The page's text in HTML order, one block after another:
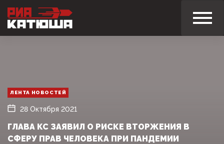
ЛЕНТА НОВОСТЕЙ
28 Октября 2021
ГЛАВА КС ЗАЯВИЛ О РИСКЕ ВТОРЖЕНИЯ В
СФЕРУ ПРАВ ЧЕЛОВЕКА ПРИ ПАНДЕМИИ